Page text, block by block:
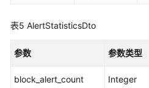
部
理
表5 AlertStatisticsDto
参数 参数类型
block_alert_count Integer